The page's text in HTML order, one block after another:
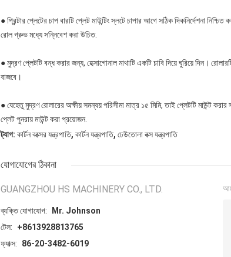
● প্রিন্টার প্লেটের চাপ বারটি প্লেট মাউন্টিং স্লটে চাপার আগে সঠিক দিকনির্দেশনা
রোল গ্রুভ মধ্যে সন্নিবেশ করা উচিত.
● মুদ্রণ প্লেটটি বন্ধ করার জন্য, হেক্সাগোনাল মাথাটি একটি চাবি দিয়ে ঘুরিয়ে দিন।
বাজবে।
● যেহেতু মুদ্রণ রোলারের অক্ষীয় সমন্বয় পরিসীমা মাত্র ১৫ মিমি, তাই প্লেটটি মাউন্ট
প্লেট পুনরায় মাউন্ট করা প্রয়োজন.
ট্যাগ: কার্টন বক্সের যন্ত্রপাতি, কার্টন যন্ত্রপাতি, ঢেউতোলা বক্স যন্ত্রপাতি
যোগাযোগের ঠিকানা
GUANGZHOU HS MACHINERY CO., LTD.
ব্যক্তি যোগাযোগ:
Mr. Johnson
টেল:
+8613928813765
ফ্যাক্স:
86-20-3482-6019